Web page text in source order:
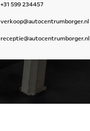
+31 599 234457
verkoop@autocentrumborger.nl
receptie@autocentrumborger.nl